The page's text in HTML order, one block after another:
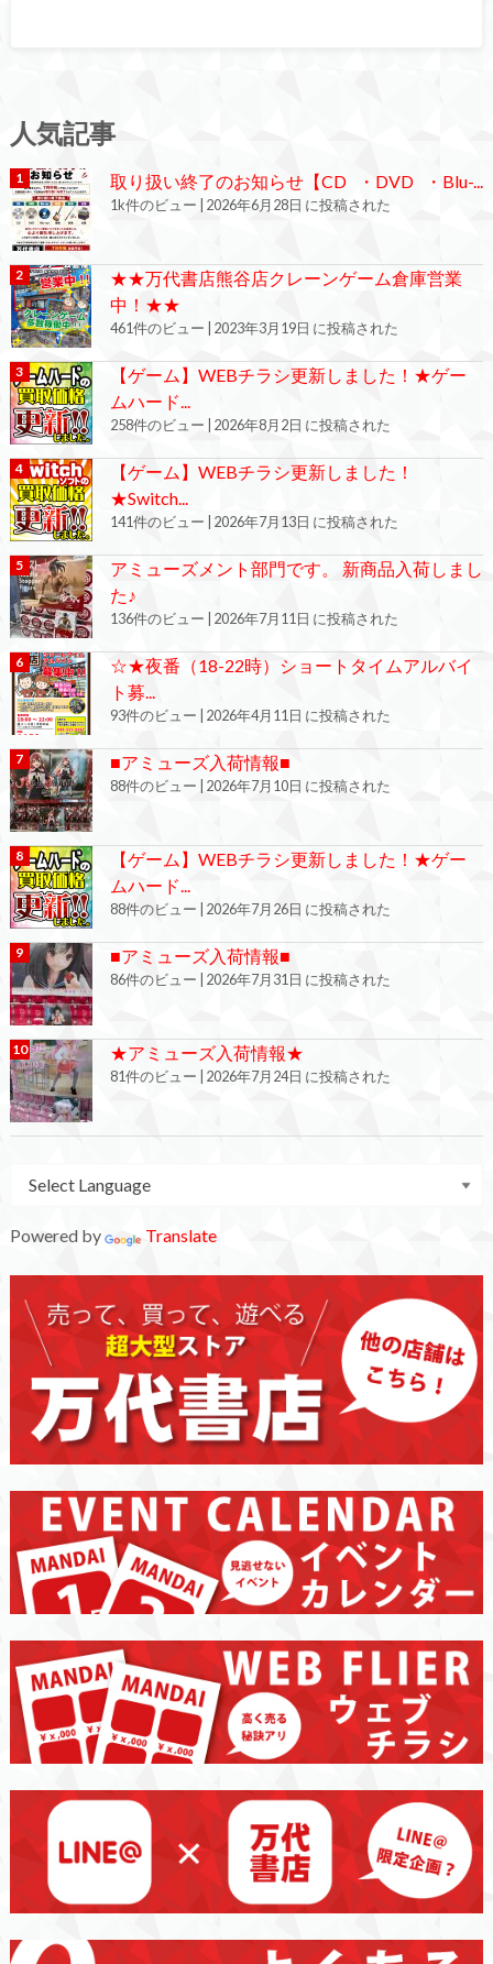
人気記事
取り扱い終了のお知らせ【CD ・DVD ・Blu-...
1k件のビュー 2026年6月28日 に投稿された
★★万代書店熊谷店クレーンゲーム倉庫営業
中！★★
461件のビュー 2023年3月19日 に投稿された
【ゲーム】WEBチラシ更新しました！★ゲー
ムハード...
258件のビュー 2026年8月2日 に投稿された
【ゲーム】WEBチラシ更新しました！
★Switch...
141件のビュー 2026年7月13日 に投稿された
アミューズメント部門です。 新商品入荷しまし
た♪
136件のビュー 2026年7月11日 に投稿された
☆★夜番（18-22時）ショートタイムアルバイ
ト募...
93件のビュー 2026年4月11日 に投稿された
■アミューズ入荷情報■
88件のビュー 2026年7月10日 に投稿された
【ゲーム】WEBチラシ更新しました！★ゲー
ムハード...
88件のビュー 2026年7月26日 に投稿された
■アミューズ入荷情報■
86件のビュー 2026年7月31日 に投稿された
★アミューズ入荷情報★
81件のビュー 2026年7月24日 に投稿された
Powered by Translate